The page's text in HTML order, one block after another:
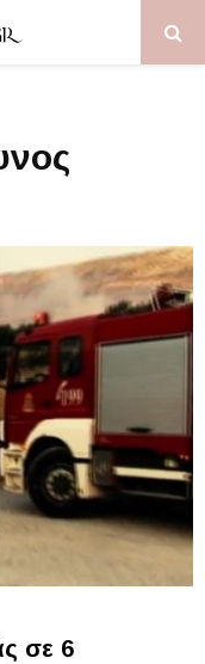
σε 6